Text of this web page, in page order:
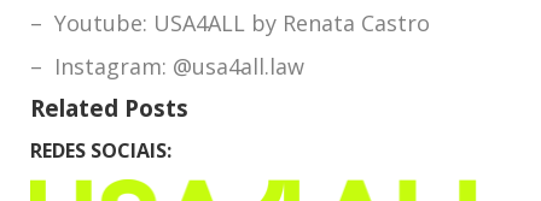
– Youtube: USA4ALL by Renata Castro
– Instagram: @usa4all.law
Related Posts
REDES SOCIAIS: